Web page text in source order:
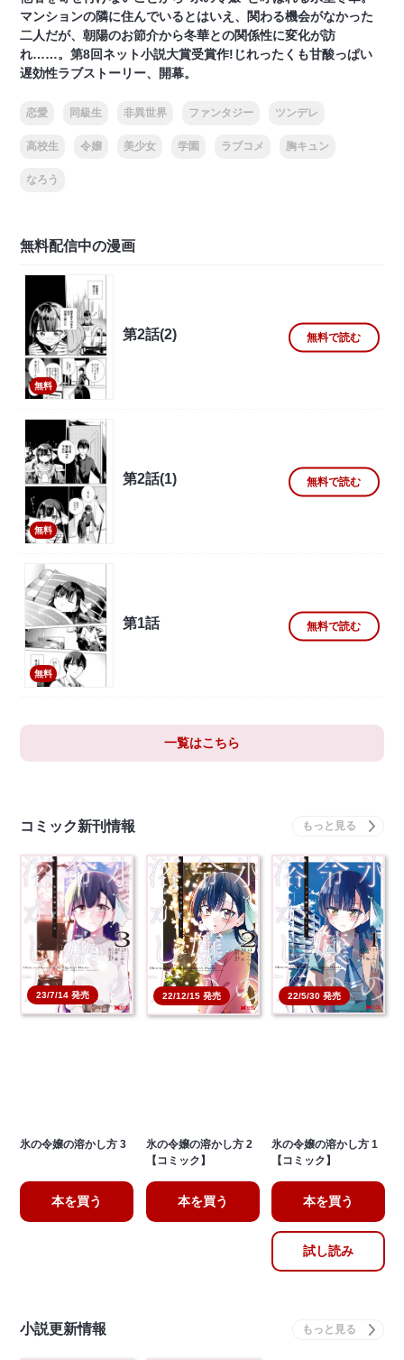
マンションの隣に住んでいるとはいえ、関わる機会がなかった
二人だが、朝陽のお節介から冬華との関係性に変化が訪
れ……。第8回ネット小説大賞受賞作!じれったくも甘酸っぱい
遅効性ラブストーリー、開幕。
恋愛 同級生 非異世界 ファンタジー ツンデレ
高校生 令嬢 美少女 学園 ラブコメ 胸キュン
なろう
無料配信中の漫画
無料
第2話(2) 無料で読む
無料
第2話(1) 無料で読む
無料
第1話 無料で読む
一覧はこちら
コミック新刊情報
23/7/14 発売
氷の令嬢の溶かし方 3
本を買う
22/12/15 発売
氷の令嬢の溶かし方 2
【コミック】
本を買う
22/5/30 発売
氷の令嬢の溶かし方 1
【コミック】
本を買う
試し読み
小説更新情報